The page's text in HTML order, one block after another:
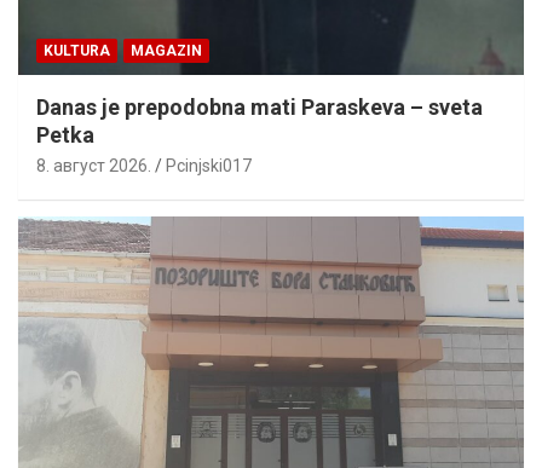
KULTURA MAGAZIN
Danas je prepodobna mati Paraskeva – sveta
Petka
8. август 2026. Pcinjski017